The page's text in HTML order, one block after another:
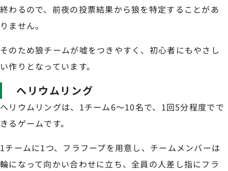
終わるので、前夜の投票結果から狼を特定することがあ
りません。
そのため狼チームが嘘をつきやすく、初心者にもやさし
い作りとなっています。
ヘリウムリング
ヘリウムリングは、1チーム6〜10名で、1回5分程度でで
きるゲームです。
1チームに1つ、フラフープを用意し、チームメンバーは
輪になって向かい合わせに立ち、全員の人差し指にフラ